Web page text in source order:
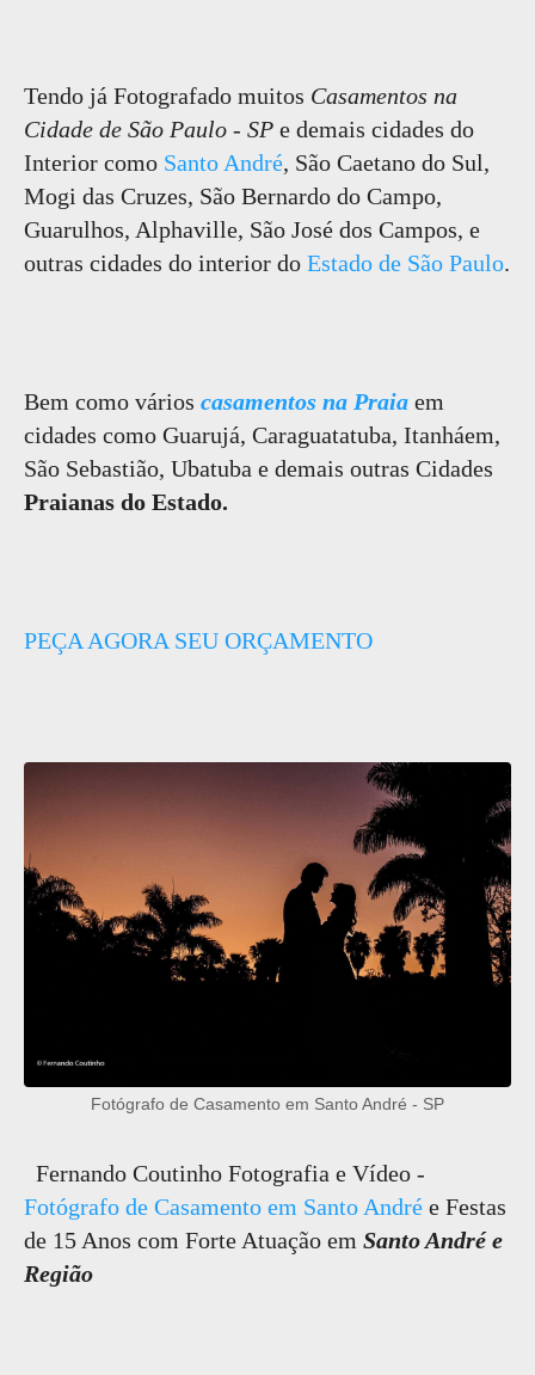
Tendo já Fotografado muitos Casamentos na
Cidade de São Paulo - SP e demais cidades do
Interior como Santo André, São Caetano do Sul,
Mogi das Cruzes, São Bernardo do Campo,
Guarulhos, Alphaville, São José dos Campos, e
outras cidades do interior do Estado de São Paulo.
Bem como vários casamentos na Praia em
cidades como Guarujá, Caraguatatuba, Itanháem,
São Sebastião, Ubatuba e demais outras Cidades
Praianas do Estado.
PEÇA AGORA SEU ORÇAMENTO
Fotógrafo de Casamento em Santo André - SP
Fernando Coutinho Fotografia e Vídeo -
Fotógrafo de Casamento em Santo André e Festas
de 15 Anos com Forte Atuação em Santo André e
Região